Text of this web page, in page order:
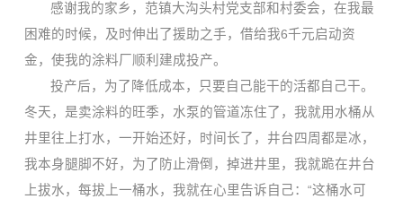
感谢我的家乡，范镇大沟头村党支部和村委会，在我最
困难的时候，及时伸出了援助之手，借给我6千元启动资
金，使我的涂料厂顺利建成投产。
投产后，为了降低成本，只要自己能干的活都自己干。
冬天，是卖涂料的旺季，水泵的管道冻住了，我就用水桶从
井里往上打水，一开始还好，时间长了，井台四周都是冰，
我本身腿脚不好，为了防止滑倒，掉进井里，我就跪在井台
上拔水，每拔上一桶水，我就在心里告诉自己： “这桶水可